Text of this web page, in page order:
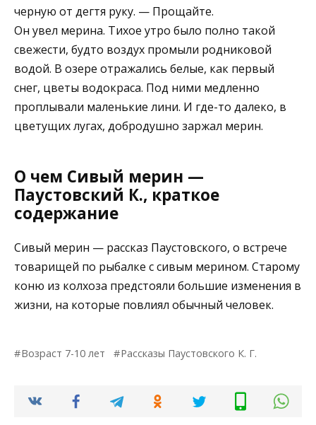
черную от дегтя руку. — Прощайте.
Он увел мерина. Тихое утро было полно такой
свежести, будто воздух промыли родниковой
водой. В озере отражались белые, как первый
снег, цветы водокраса. Под ними медленно
проплывали маленькие лини. И где-то далеко, в
цветущих лугах, добродушно заржал мерин.
О чем Сивый мерин —
Паустовский К., краткое
содержание
Сивый мерин — рассказ Паустовского, о встрече
товарищей по рыбалке с сивым мерином. Старому
коню из колхоза предстояли большие изменения в
жизни, на которые повлиял обычный человек.
Возраст 7-10 лет Рассказы Паустовского К. Г.